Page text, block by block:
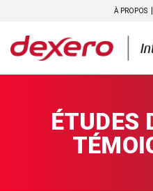
À PROPOS
ÉTUDES